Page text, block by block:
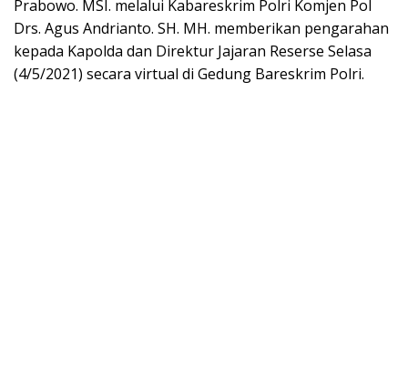
Prabowo. MSI. melalui Kabareskrim Polri Komjen Pol
Drs. Agus Andrianto. SH. MH. memberikan pengarahan
kepada Kapolda dan Direktur Jajaran Reserse Selasa
(4/5/2021) secara virtual di Gedung Bareskrim Polri.